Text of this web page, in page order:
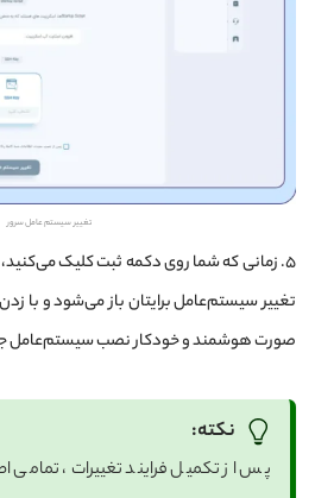
تغییر سیستم عامل سرور
۵. زمانی که شما روی دکمه ثبت کلیک
تغییر سیستم‌عامل برایتان باز می‌شود و با
صورت هوشمند و خودکار نصب سیستم‌عامل
نکته:
پس از تکمیل فرایند تغییرات،